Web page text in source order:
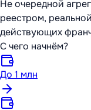
Не очередной
реестром,
действующих
С чего начнём?
До 1 млн